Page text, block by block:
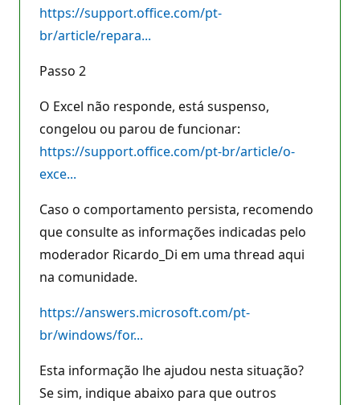
https://support.office.com/pt-
br/article/repara...
Passo 2
O Excel não responde, está suspenso,
congelou ou parou de funcionar:
https://support.office.com/pt-br/article/o-
exce...
Caso o comportamento persista, recomendo
que consulte as informações indicadas pelo
moderador Ricardo_Di em uma thread aqui
na comunidade.
https://answers.microsoft.com/pt-
br/windows/for...
Esta informação lhe ajudou nesta situação?
Se sim, indique abaixo para que outros